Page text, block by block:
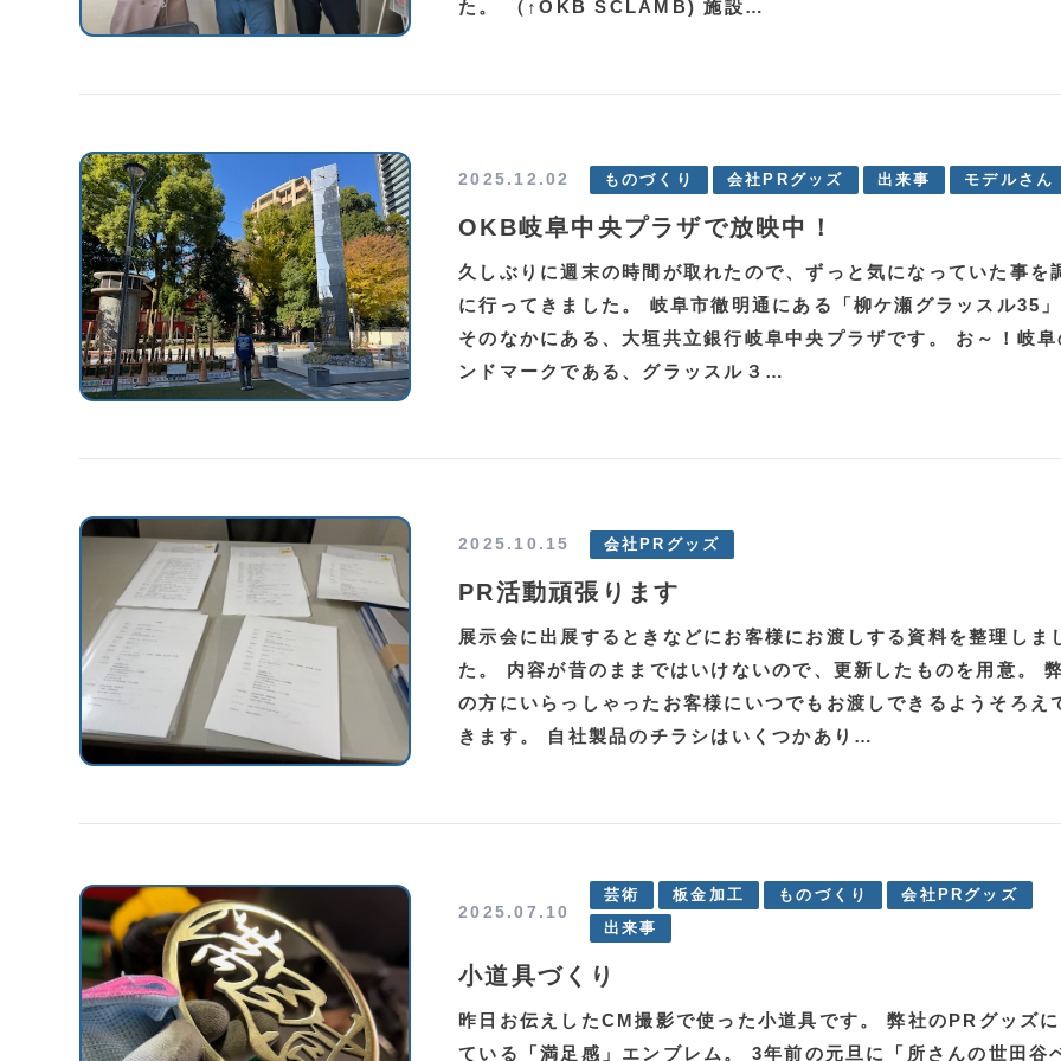
た。 （↑OKB SCLAMB) 施設…
2025.12.02 ものづくり 会社PRグッズ 出来事 モデルさん
OKB岐阜中央プラザで放映中！
久しぶりに週末の時間が取れたので、ずっと気になっていた事を
に行ってきました。 岐阜市徹明通にある「柳ケ瀬グラッスル35」
そのなかにある、大垣共立銀行岐阜中央プラザです。 お～！岐阜
ンドマークである、グラッスル３…
2025.10.15 会社PRグッズ
PR活動頑張ります
展示会に出展するときなどにお客様にお渡しする資料を整理しま
た。 内容が昔のままではいけないので、更新したものを用意。
の方にいらっしゃったお客様にいつでもお渡しできるようそろえ
きます。 自社製品のチラシはいくつかあり…
2025.07.10
芸術 板金加工 ものづくり
会社PRグッズ
出来事
小道具づくり
昨日お伝えしたCM撮影で使った小道具です。 弊社のPRグッズに
ている「満足感」エンブレム。 3年前の元旦に「所さんの世田谷